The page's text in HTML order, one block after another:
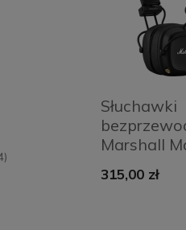
Słuchawki
Marshall
315,00 zł